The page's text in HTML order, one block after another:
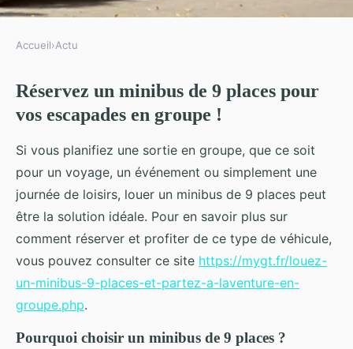
Réservez un minibus de 9 places
pour vos escapades en groupe !
Iris •3 décembre 2024• 5 min de lecture
Accueil›Actu
Réservez un minibus de 9 places pour
vos escapades en groupe !
Si vous planifiez une sortie en groupe, que ce soit
pour un voyage, un événement ou simplement une
journée de loisirs, louer un minibus de 9 places peut
être la solution idéale. Pour en savoir plus sur
comment réserver et profiter de ce type de véhicule,
vous pouvez consulter ce site https://mygt.fr/louez-
un-minibus-9-places-et-partez-a-laventure-en-
groupe.php.
Pourquoi choisir un minibus de 9 places ?